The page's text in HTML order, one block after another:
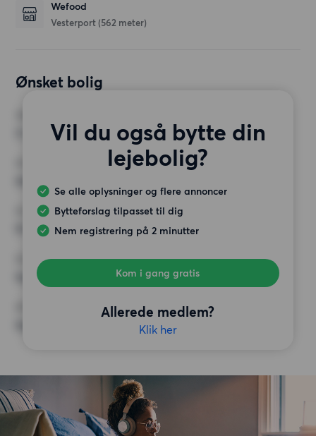
Wefood
Vesterport (562 meter)
Ønsket bolig
Vil du også bytte din
lejebolig?
Se alle oplysninger og flere annoncer
Bytteforslag tilpasset til dig
Nem registrering på 2 minutter
Kom i gang gratis
Allerede medlem?
Klik her
3 værelser
MIN. ANTAL KVADRATMETER
MAX HUSLEJE
9 000 kr.
Ingen særlige krav
ØVRIGE PRÆFERENCER
Ingen særlige præferencer